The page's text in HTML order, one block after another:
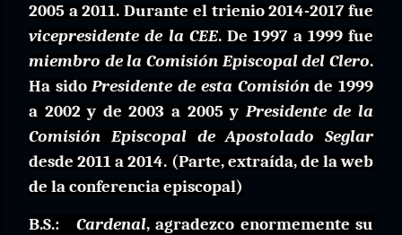
2005 a 2011. Durante el trienio 2014-2017 fue
vicepresidente de la CEE. De 1997 a 1999 fue
miembro de la Comisión Episcopal del Clero.
Ha sidoPresidente de esta Comisiónde 1999
a 2002 y de 2003 a 2005 y Presidente de la
Comisión Episcopal de Apostolado Seglar
desde 2011 a 2014. (Parte, extraída, de la web
de la conferencia episcopal)
B.S.:
Cardenal, agradezco enormemente su